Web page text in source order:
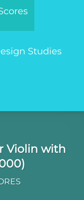
Studies
Violin with